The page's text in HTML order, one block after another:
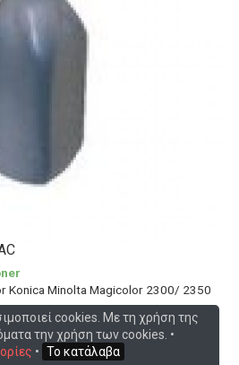
Konica Minolta Magicolor 2300/ 2350
4576211, 1710517005 - Epson
cookies. Με τη χρήση της
την χρήση των cookies. •
• Το κατάλαβα